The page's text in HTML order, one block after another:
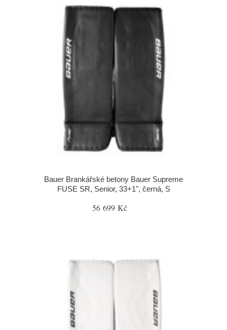
Bauer Brankářské betony Bauer Supreme
FUSE SR, Senior, 33+1", černá, S
56 699 Kč